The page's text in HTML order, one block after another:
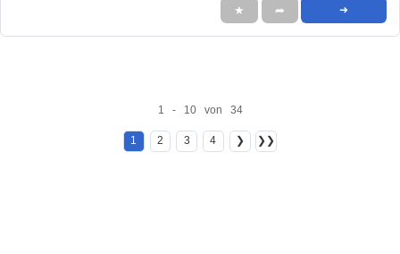
★ ➦ ➜
1 - 10 von 34
1 2 3 4 ❯ ❯❯